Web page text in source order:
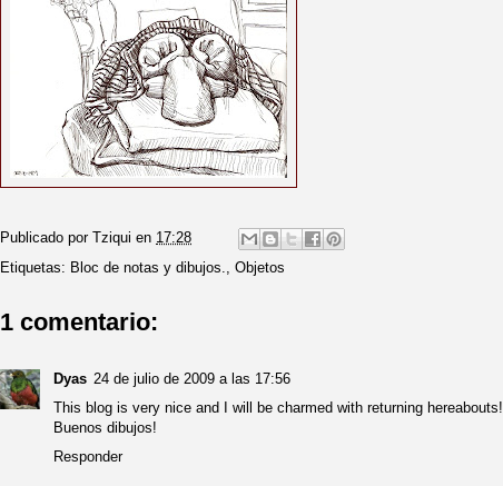
Publicado por Tziqui en 17:28
Etiquetas: Bloc de notas y dibujos., Objetos
1 comentario:
Dyas 24 de julio de 2009 a las 17:56
This blog is very nice and I will be charmed with returning hereabouts!
Buenos dibujos!
Responder